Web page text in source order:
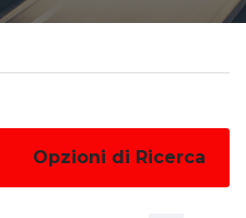
Opzioni di Ricerca